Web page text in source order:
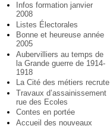
Infos formation janvier
2008
Listes Électorales
Bonne et heureuse année
2005
Aubervilliers au temps de
la Grande guerre de 1914-
1918
La Cité des métiers recrute
Travaux d’assainissement
rue des Ecoles
Contes en portée
Accueil des nouveaux